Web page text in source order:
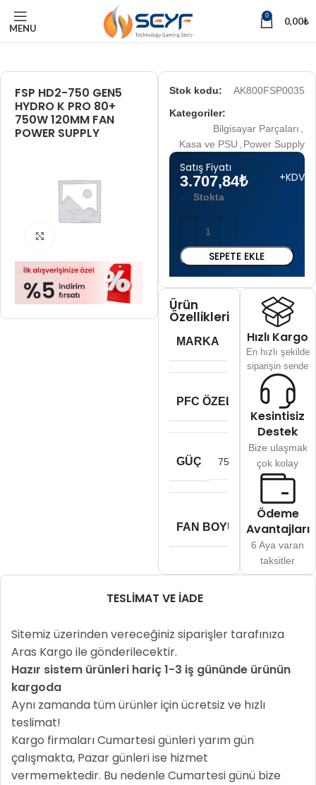
MENU
0 0,00₺
FSP HD2-750 GEN5
HYDRO K PRO 80+
750W 120MM FAN
POWER SUPPLY
Stok kodu:
AK800FSP0035
Kategoriler:
Bilgisayar Parçaları
Kasa ve PSU
Power Supply
Satış Fiyatı
3.707,84₺ +KDV
Stokta
SEPETE EKLE
Ürün
Özellikleri
MARKA Fsp
PFC ÖZELLIĞI –
GÜÇ 750 Watt
FAN BOYUTU
120
mm
Hızlı Kargo
En hızlı şekilde
siparişin sende
Kesintisiz
Destek
Bize ulaşmak
çok kolay
Ödeme
Avantajları
6 Aya varan
taksitler
TESLIMAT VE İADE
Sitemiz üzerinden vereceğiniz siparişler tarafınıza
Aras Kargo ile gönderilecektir.
Hazır sistem ürünleri hariç 1-3 iş gününde ürünün
kargoda
Aynı zamanda tüm ürünler için ücretsiz ve hızlı
teslimat!
Kargo firmaları Cumartesi günleri yarım gün
çalışmakta, Pazar günleri ise hizmet
vermemektedir. Bu nedenle Cumartesi günü bize